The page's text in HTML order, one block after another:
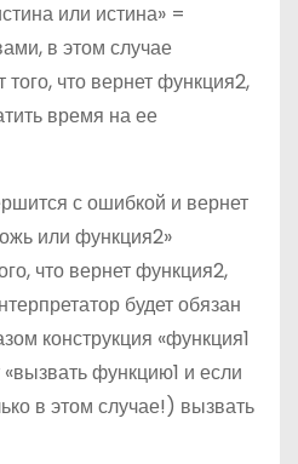
или истина» =
в этом случае
того, что вернет функция2,
время на ее
с ошибкой и вернет
или функция2»
что вернет функция2,
будет обязан
конструкция «функция1
функцию1 и если
в этом случае!) вызвать